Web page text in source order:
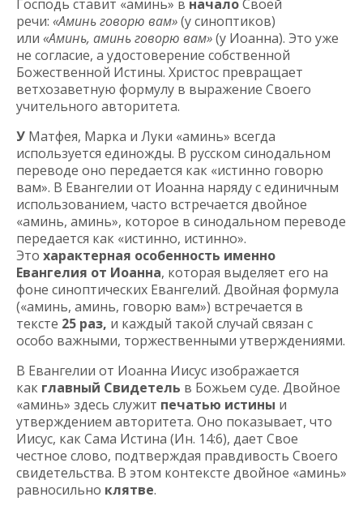
Господь ставит «аминь» в началоСвоей
речи: «Аминь говорю вам»(у синоптиков)
или «Аминь, аминь говорю вам»(у Иоанна). Это уже
не согласие, а удостоверение собственной
Божественной Истины. Христос превращает
ветхозаветную формулу в выражение Своего
учительного авторитета.
У Матфея, Марка и Луки «аминь» всегда
используется единожды. В русском синодальном
переводе оно передается как «истинно говорю
вам». В Евангелии от Иоанна наряду с единичным
использованием, часто встречается двойное
«аминь, аминь», которое в синодальном переводе
передается как «истинно, истинно».
Это характерная особенность именно
Евангелия от Иоанна, которая выделяет его на
фоне синоптических Евангелий. Двойная формула
(«аминь, аминь, говорю вам») встречается в
тексте 25 раз, и каждый такой случай связан с
особо важными, торжественными утверждениями.
В Евангелии от Иоанна Иисус изображается
как главный Свидетель в Божьем суде. Двойное
«аминь» здесь служит печатью истины и
утверждением авторитета. Оно показывает, что
Иисус, как Сама Истина (Ин. 14:6), дает Свое
честное слово, подтверждая правдивость Своего
свидетельства. В этом контексте двойное «аминь»
равносильно клятве.